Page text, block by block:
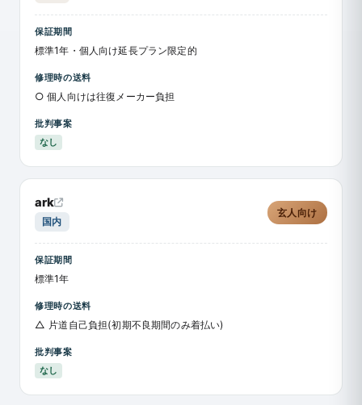
保証期間
標準1年・個人向け延長プラン限定的
修理時の送料
○ 個人向けは往復メーカー負担
批判事案
なし
ark
国内
保証期間
標準1年
修理時の送料
△ 片道自己負担(初期不良期間のみ着払い)
批判事案
なし
玄人向け